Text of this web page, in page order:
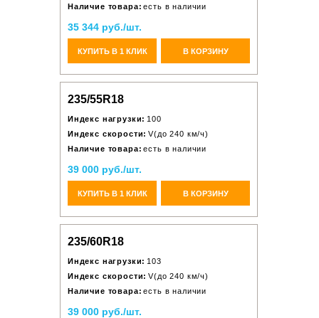
Наличие товара: есть в наличии
35 344 руб./шт.
КУПИТЬ В 1 КЛИК В КОРЗИНУ
235/55R18
Индекс нагрузки: 100
Индекс скорости: V(до 240 км/ч)
Наличие товара: есть в наличии
39 000 руб./шт.
КУПИТЬ В 1 КЛИК В КОРЗИНУ
235/60R18
Индекс нагрузки: 103
Индекс скорости: V(до 240 км/ч)
Наличие товара: есть в наличии
39 000 руб./шт.